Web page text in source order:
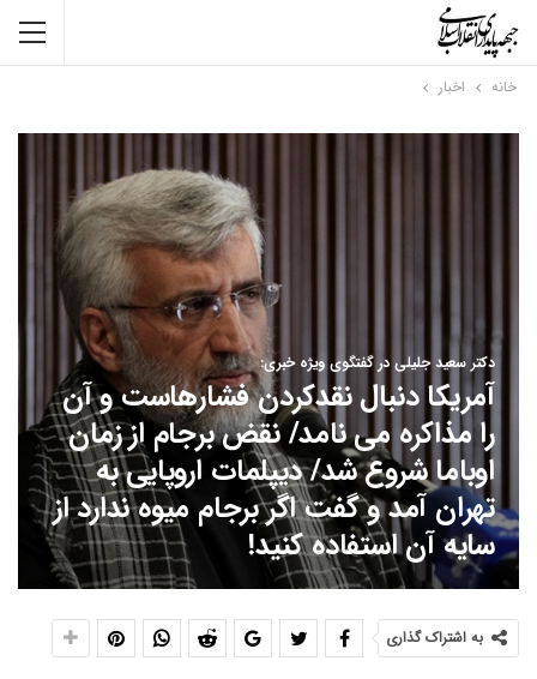
خانه اخبار
دکتر سعید جلیلی در گفتگوی ویژه خبری:
آمریکا دنبال نقدکردن فشارهاست و آن
را مذاکره می نامد/ نقض برجام از زمان
اوباما شروع شد/ دیپلمات اروپایی به
تهران آمد و گفت اگر برجام میوه ندارد از
سایه آن استفاده کنید!
به اشتراک گذاری